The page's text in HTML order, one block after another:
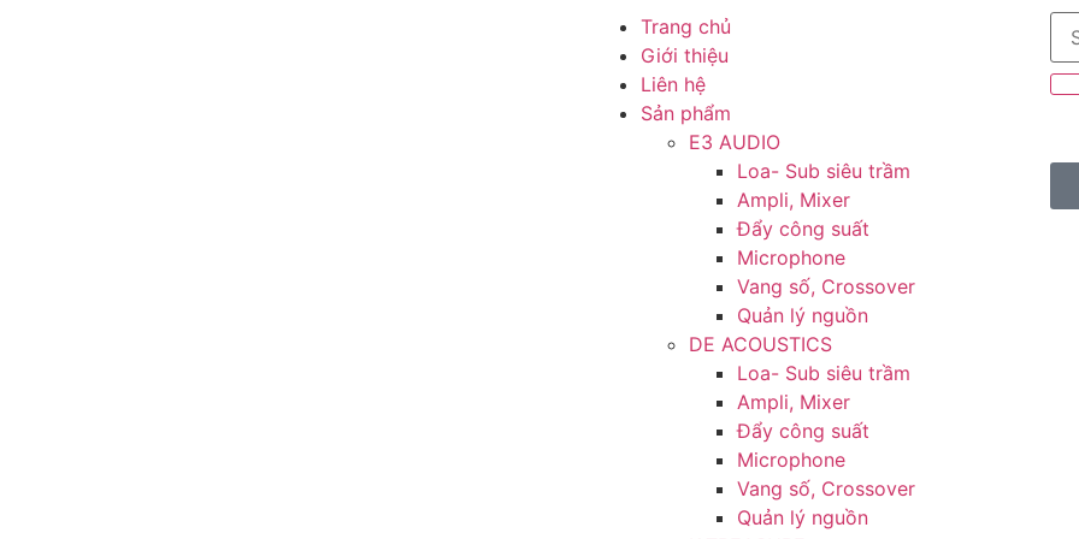
Trang chủ
Giới thiệu
Liên hệ
Sản phẩm
E3 AUDIO
Loa- Sub siêu trầm
Ampli, Mixer
Đẩy công suất
Microphone
Vang số, Crossover
Quản lý nguồn
DE ACOUSTICS
Loa- Sub siêu trầm
Ampli, Mixer
Đẩy công suất
Microphone
Vang số, Crossover
Quản lý nguồn